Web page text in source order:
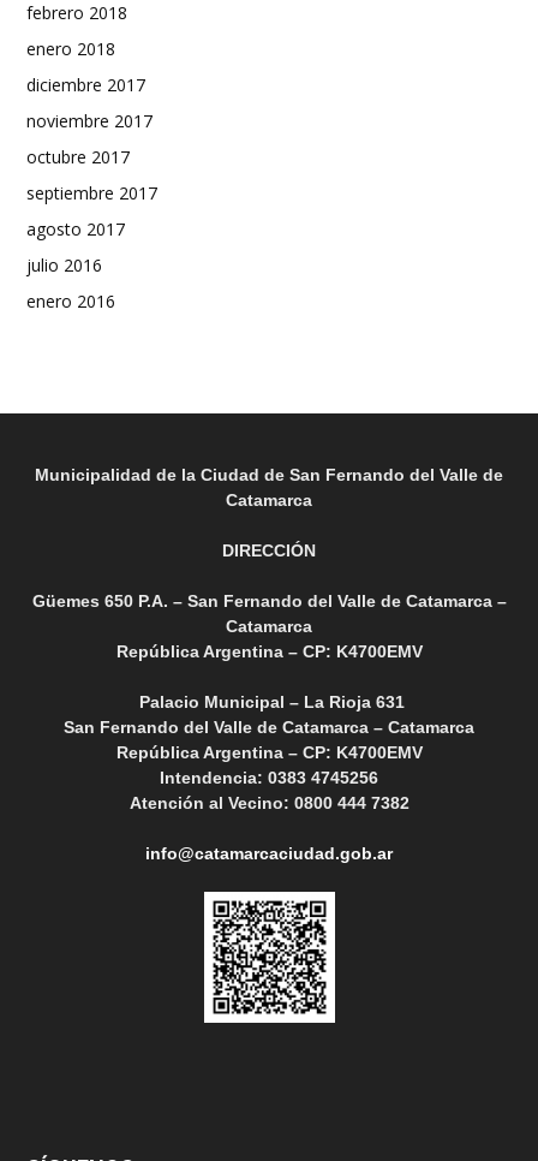
febrero 2018
enero 2018
diciembre 2017
noviembre 2017
octubre 2017
septiembre 2017
agosto 2017
julio 2016
enero 2016
Municipalidad de la Ciudad de San Fernando del Valle de
Catamarca
DIRECCIÓN
Güemes 650 P.A. – San Fernando del Valle de Catamarca –
Catamarca
República Argentina – CP: K4700EMV
Palacio Municipal – La Rioja 631
San Fernando del Valle de Catamarca – Catamarca
República Argentina – CP: K4700EMV
Intendencia: 0383 4745256
Atención al Vecino: 0800 444 7382
info@catamarcaciudad.gob.ar